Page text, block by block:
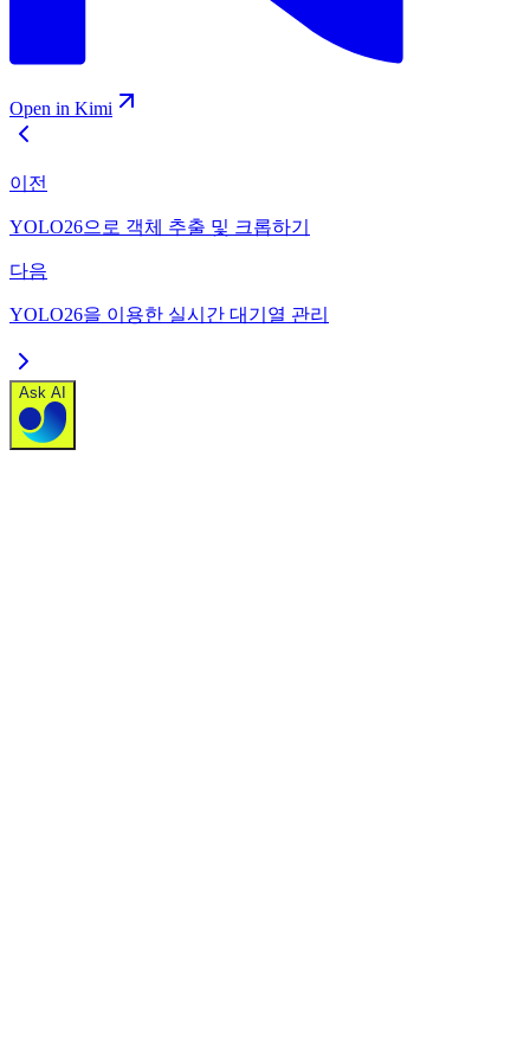
Open in Kimi
이전
YOLO26으로 객체 추출 및 크롭하기
다음
YOLO26을 이용한 실시간 대기열 관리
Ask AI